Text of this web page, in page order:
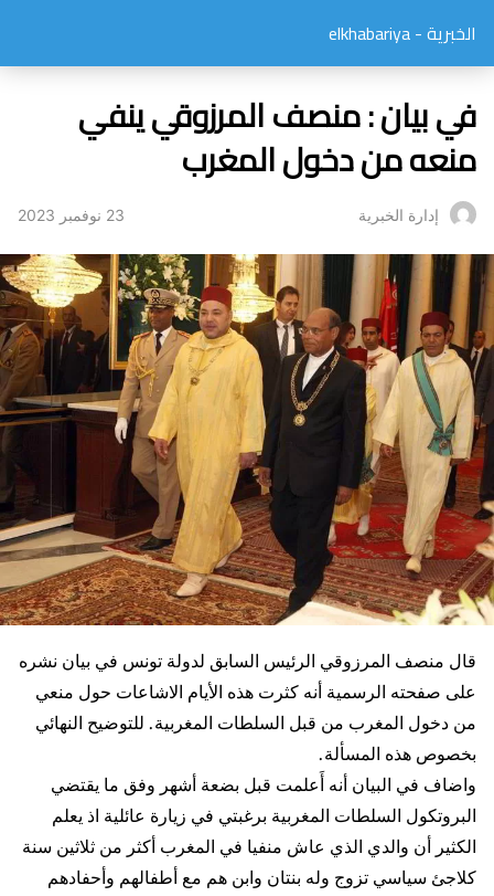
الخبرية - elkhabariya
في بيان : منصف المرزوقي ينفي
منعه من دخول المغرب
إدارة الخبرية 23 نوفمبر 2023
قال منصف المرزوقي الرئيس السابق لدولة تونس في بيان نشره
على صفحته الرسمية أنه كثرت هذه الأيام الاشاعات حول منعي
من دخول المغرب من قبل السلطات المغربية. للتوضيح النهائي
بخصوص هذه المسألة.
واضاف في البيان أنه أَعلمت قبل بضعة أشهر وفق ما يقتضي
البروتكول السلطات المغربية برغبتي في زيارة عائلية اذ يعلم
الكثير أن والدي الذي عاش منفيا في المغرب أكثر من ثلاثين سنة
كلاجئ سياسي تزوج وله بنتان وابن هم مع أطفالهم وأحفادهم